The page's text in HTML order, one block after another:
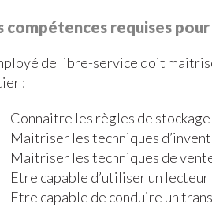
compétences requises
de libre-service doit
:
Connaitre les règles de stockage
Maitriser les techniques
Maitriser les techniques de
Etre capable d’utiliser un
Etre capable de conduire un